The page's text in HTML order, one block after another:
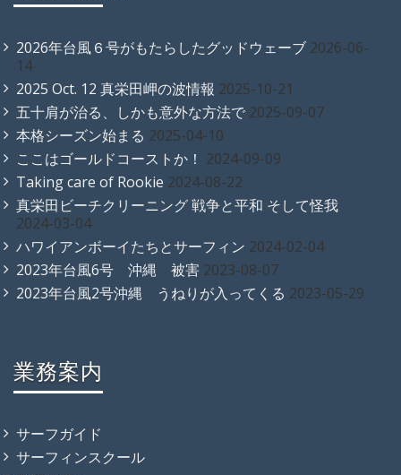
2026年台風６号がもたらしたグッドウェーブ 2026-06-
14
2025 Oct. 12 真栄田岬の波情報 2025-10-21
五十肩が治る、しかも意外な方法で 2025-09-07
本格シーズン始まる 2025-04-10
ここはゴールドコーストか！ 2024-09-09
Taking care of Rookie 2024-08-22
真栄田ビーチクリーニング 戦争と平和 そして怪我
2024-03-04
ハワイアンボーイたちとサーフィン 2024-02-04
2023年台風6号 沖縄 被害 2023-08-07
2023年台風2号沖縄 うねりが入ってくる 2023-05-29
業務案内
サーフガイド
サーフィンスクール